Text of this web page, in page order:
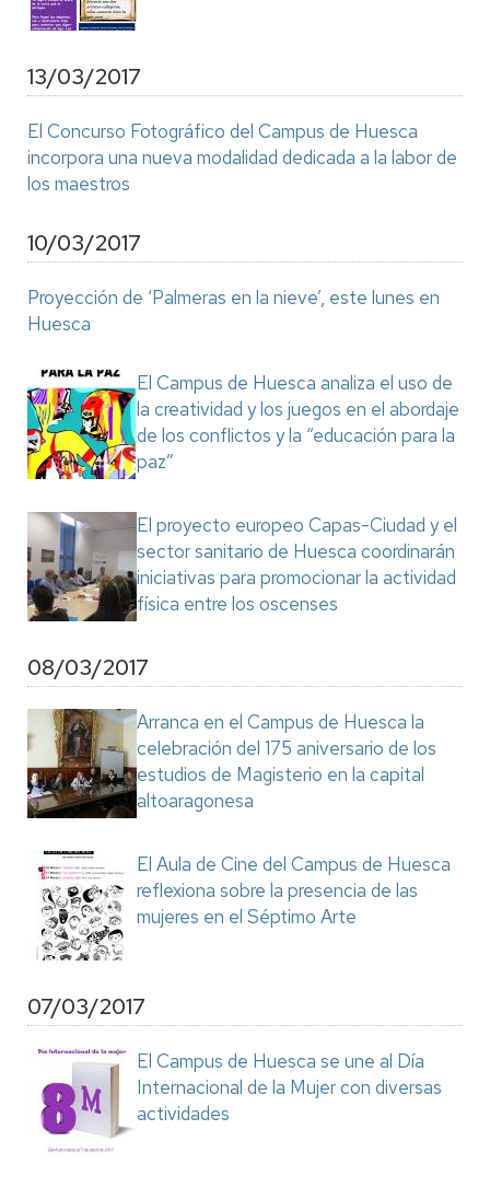
13/03/2017
El Concurso Fotográfico del Campus de Huesca
incorpora una nueva modalidad dedicada a la labor de
los maestros
10/03/2017
Proyección de ‘Palmeras en la nieve’, este lunes en
Huesca
El Campus de Huesca analiza el uso de
la creatividad y los juegos en el abordaje
de los conflictos y la “educación para la
paz”
El proyecto europeo Capas-Ciudad y el
sector sanitario de Huesca coordinarán
iniciativas para promocionar la actividad
física entre los oscenses
08/03/2017
Arranca en el Campus de Huesca la
celebración del 175 aniversario de los
estudios de Magisterio en la capital
altoaragonesa
El Aula de Cine del Campus de Huesca
reflexiona sobre la presencia de las
mujeres en el Séptimo Arte
07/03/2017
El Campus de Huesca se une al Día
Internacional de la Mujer con diversas
actividades